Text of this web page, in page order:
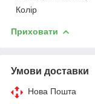
Колір
Приховати
Умови доставки
Нова Пошта